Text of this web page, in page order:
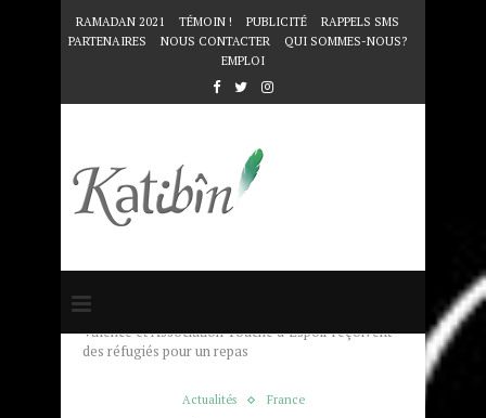
RAMADAN 2021 TÉMOIN ! PUBLICITÉ
RAPPELS SMS
PARTENAIRES
NOUS CONTACTER
QUI SOMMES-NOUS?
EMPLOI
Accueil
Valence et Association Touche d’Espoir reçoivent
des réfugiés pour un repas
Actualités France